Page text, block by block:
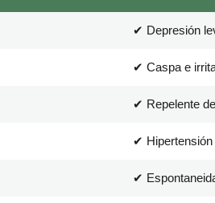
✔ Depresión
✔ Caspa e
✔ Repelente
✔ Hipertensión
✔